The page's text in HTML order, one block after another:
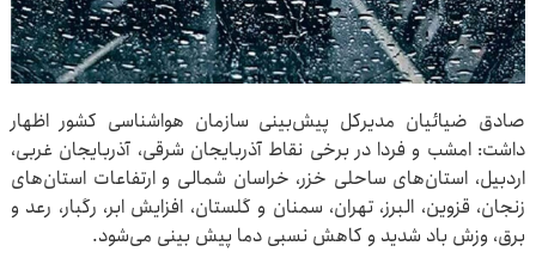
صادق ضیائیان مدیرکل پیش‌بینی سازمان هواشناسی کشور اظهار
داشت: امشب و فردا در برخی نقاط آذربایجان شرقی، آذربایجان غربی،
اردبیل، استان‌های ساحلی خزر، خراسان شمالی و ارتفاعات استان‌های
زنجان، قزوین، البرز، تهران، سمنان و گلستان، افزایش ابر، رگبار، رعد و
برق، وزش باد شدید و کاهش نسبی دما پیش بینی می‌شود.